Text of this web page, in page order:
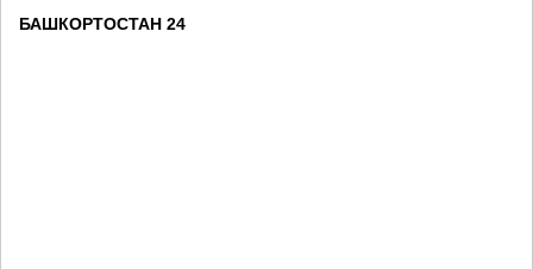
БАШКОРТОСТАН 24